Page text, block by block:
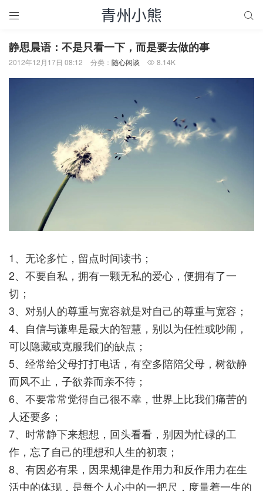
 
静思晨语：不是只看一下，而是要去做的事
2012年12月17日 08:12 分类： 随心闲谈  8.14K
1、无论多忙，留点时间读书；
2、不要自私，拥有一颗无私的爱心，便拥有了一
切；
3、对别人的尊重与宽容就是对自己的尊重与宽容；
4、自信与谦卑是最大的智慧，别以为任性或吵闹，
可以隐藏或克服我们的缺点；
5、经常给父母打打电话，有空多陪陪父母，树欲静
而风不止，子欲养而亲不待；
6、不要常常觉得自己很不幸，世界上比我们痛苦的
人还要多；
7、时常静下来想想，回头看看，别因为忙碌的工
作，忘了自己的理想和人生的初衷；
8、有因必有果，因果规律是作用力和反作用力在生
活中的体现，是每个人心中的一把尺，度量着一生的